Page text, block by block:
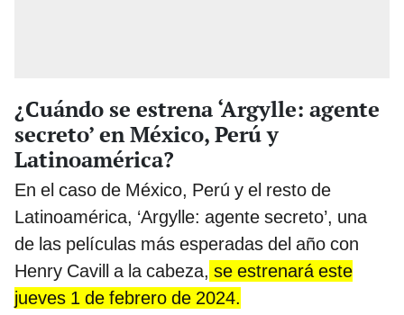
¿Cuándo se estrena ‘Argylle: agente
secreto’ en México, Perú y
Latinoamérica?
En el caso de México, Perú y el resto de
Latinoamérica, ‘Argylle: agente secreto’, una
de las películas más esperadas del año con
Henry Cavill a la cabeza, se estrenará este
jueves 1 de febrero de 2024.